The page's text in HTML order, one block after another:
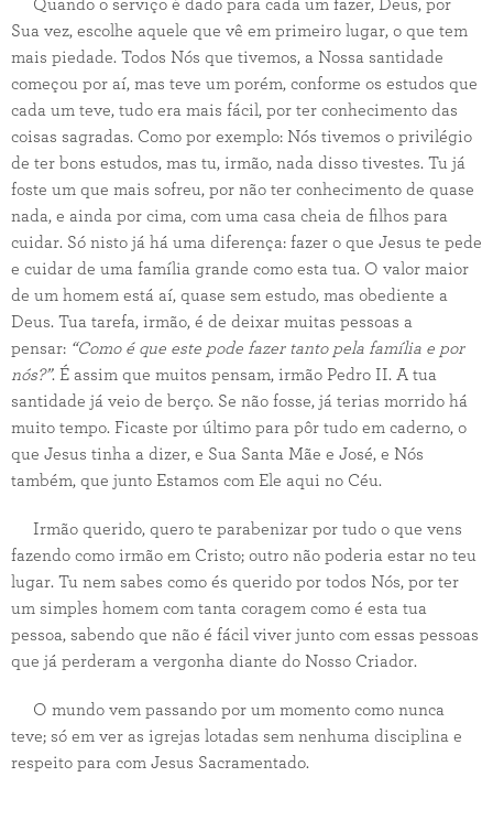
Quando o serviço é dado para cada um fazer, Deus, por
Sua vez, escolhe aquele que vê em primeiro lugar, o que tem
mais piedade. Todos Nós que tivemos, a Nossa santidade
começou por aí, mas teve um porém, conforme os estudos que
cada um teve, tudo era mais fácil, por ter conhecimento das
coisas sagradas. Como por exemplo: Nós tivemos o privilégio
de ter bons estudos, mas tu, irmão, nada disso tivestes. Tu já
foste um que mais sofreu, por não ter conhecimento de quase
nada, e ainda por cima, com uma casa cheia de filhos para
cuidar. Só nisto já há uma diferença: fazer o que Jesus te pede
e cuidar de uma família grande como esta tua. O valor maior
de um homem está aí, quase sem estudo, mas obediente a
Deus. Tua tarefa, irmão, é de deixar muitas pessoas a
pensar: “Como é que este pode fazer tanto pela família e por
nós?”. É assim que muitos pensam, irmão Pedro II. A tua
santidade já veio de berço. Se não fosse, já terias morrido há
muito tempo. Ficaste por último para pôr tudo em caderno, o
que Jesus tinha a dizer, e Sua Santa Mãe e José, e Nós
também, que junto Estamos com Ele aqui no Céu.
Irmão querido, quero te parabenizar por tudo o que vens
fazendo como irmão em Cristo; outro não poderia estar no teu
lugar. Tu nem sabes como és querido por todos Nós, por ter
um simples homem com tanta coragem como é esta tua
pessoa, sabendo que não é fácil viver junto com essas pessoas
que já perderam a vergonha diante do Nosso Criador.
O mundo vem passando por um momento como nunca
teve; só em ver as igrejas lotadas sem nenhuma disciplina e
respeito para com Jesus Sacramentado.